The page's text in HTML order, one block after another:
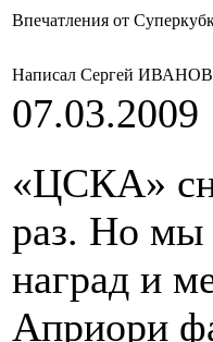
Впечатления от
Написал Сергей ИВАНОВ
07.03.2009
«ЦСКА»
раз. Но мы
наград и
Априори